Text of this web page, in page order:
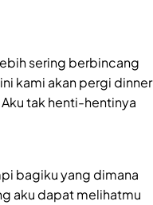
sering berbincang
kami akan pergi dinner
tak henti-hentinya
bagiku yang dimana
aku dapat melihatmu